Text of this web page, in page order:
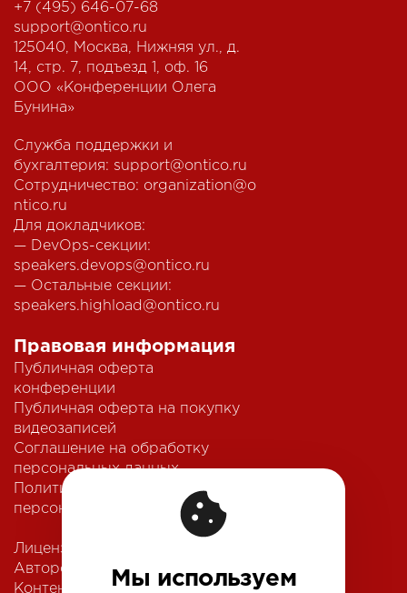
+7 (495) 646-07-68
support@ontico.ru
125040, Москва, Нижняя ул., д.
14, стр. 7, подъезд 1, оф. 16
ООО «Конференции Олега
Бунина»
Служба поддержки и
бухгалтерия: support@ontico.ru
Сотрудничество: organization@o
ntico.ru
Для докладчиков:
— DevOps-секции:
speakers.devops@ontico.ru
— Остальные секции:
speakers.highload@ontico.ru
Правовая информация
Публичная оферта
конференции
Публичная оферта на покупку
видеозаписей
Соглашение на обработку
персональных данных
Политика обработки
персональных данных
Лицензионный договор с
Автором
Контентная политикаМы используем